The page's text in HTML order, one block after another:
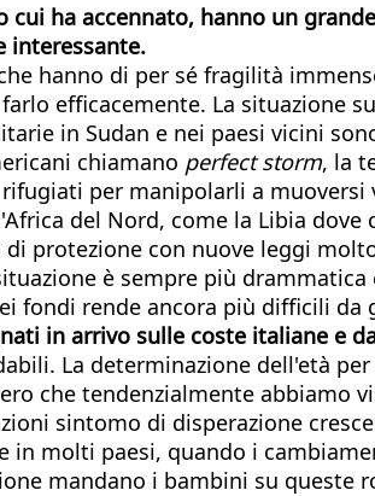
cui ha accennato, hanno un
interessante.
hanno di per sé fragilità
efficacemente. La situazione
in Sudan e nei paesi vicini
chiamano perfect storm, la
per manipolarli a muoversi
del Nord, come la Libia
protezione con nuove leggi
è sempre più
fondi rende ancora più difficili da
in arrivo sulle coste italiane e
La determinazione dell'età
che tendenzialmente abbiamo
sintomo di disperazione
molti paesi, quando i
mandano i bambini su queste